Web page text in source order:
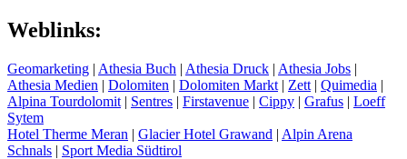
Weblinks:
Geomarketing | Athesia Buch | Athesia Druck | Athesia Jobs |
Athesia Medien | Dolomiten | Dolomiten Markt | Zett | Quimedia |
Alpina Tourdolomit | Sentres | Firstavenue | Cippy | Grafus | Loeff
Sytem
Hotel Therme Meran | Glacier Hotel Grawand | Alpin Arena
Schnals | Sport Media Südtirol